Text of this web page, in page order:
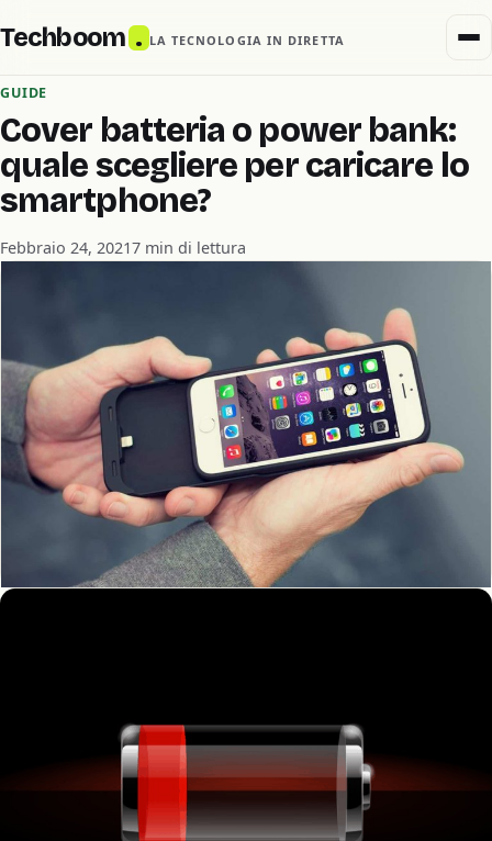
Techboom . LA TECNOLOGIA IN DIRETTA
GUIDE
Cover batteria o power bank:
quale scegliere per caricare lo
smartphone?
Febbraio 24, 20217 min di lettura